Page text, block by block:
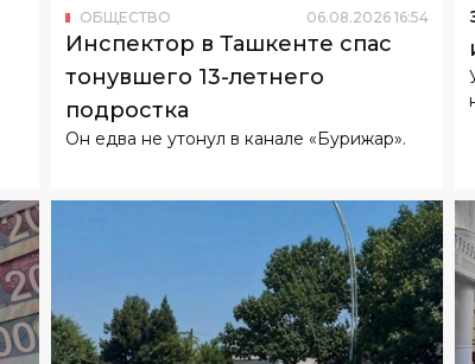
подростка
Он едва не утонул в канале «Бурижар».